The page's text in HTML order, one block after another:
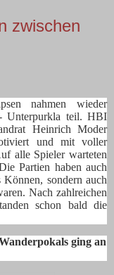
zwischen
nahmen wieder
Unterpurkla teil. HBI
Heinrich Moder
und mit voller
alle Spieler warteten
Partien haben auch
sondern auch
Nach zahlreichen
schon bald die
ging an